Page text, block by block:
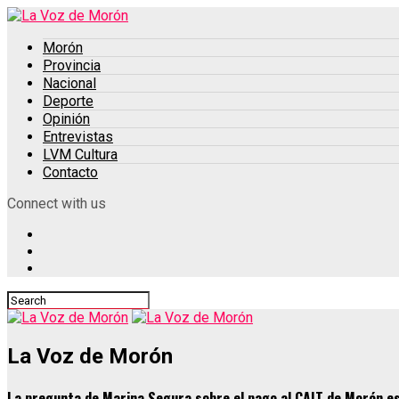
Morón
Provincia
Nacional
Deporte
Opinión
Entrevistas
LVM Cultura
Contacto
Connect with us
La Voz de Morón